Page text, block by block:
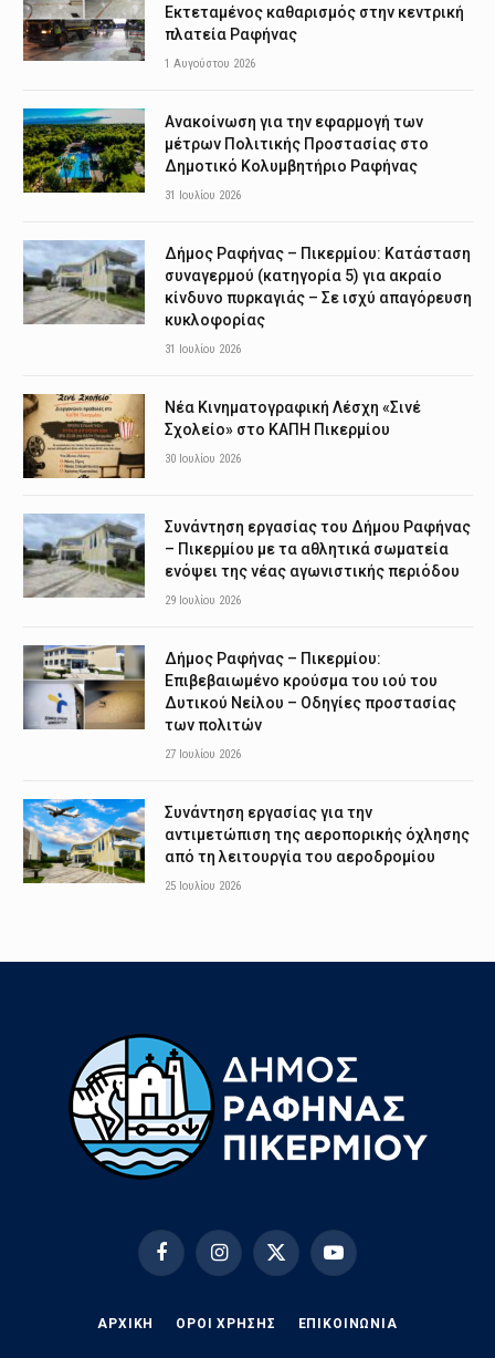
Εκτεταμένος καθαρισμός στην κεντρική
πλατεία Ραφήνας
1 Αυγούστου 2026
Ανακοίνωση για την εφαρμογή των
μέτρων Πολιτικής Προστασίας στο
Δημοτικό Κολυμβητήριο Ραφήνας
31 Ιουλίου 2026
Δήμος Ραφήνας – Πικερμίου: Κατάσταση
συναγερμού (κατηγορία 5) για ακραίο
κίνδυνο πυρκαγιάς – Σε ισχύ απαγόρευση
κυκλοφορίας
31 Ιουλίου 2026
Νέα Κινηματογραφική Λέσχη «Σινέ
Σχολείο» στο ΚΑΠΗ Πικερμίου
30 Ιουλίου 2026
Συνάντηση εργασίας του Δήμου Ραφήνας
– Πικερμίου με τα αθλητικά σωματεία
ενόψει της νέας αγωνιστικής περιόδου
29 Ιουλίου 2026
Δήμος Ραφήνας – Πικερμίου:
Επιβεβαιωμένο κρούσμα του ιού του
Δυτικού Νείλου – Οδηγίες προστασίας
των πολιτών
27 Ιουλίου 2026
Συνάντηση εργασίας για την
αντιμετώπιση της αεροπορικής όχλησης
από τη λειτουργία του αεροδρομίου
25 Ιουλίου 2026
FacebookInstagramX
YouTube
ΑΡΧΙΚΗ ΟΡΟΙ ΧΡΗΣΗΣ EΠΙΚΟΙΝΩΝΊΑ